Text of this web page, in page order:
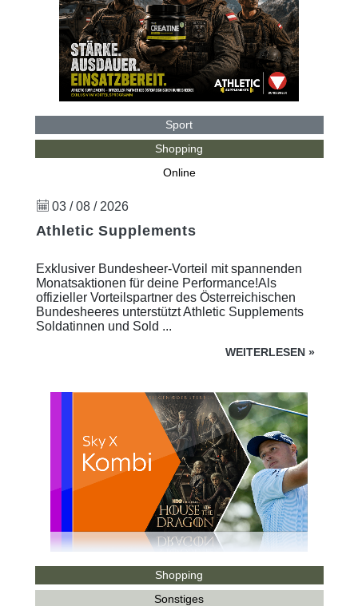
Sport
Shopping
Online
03 / 08 / 2026
Athletic Supplements
Exklusiver Bundesheer-Vorteil mit spannenden
Monatsaktionen für deine Performance!Als
offizieller Vorteilspartner des Österreichischen
Bundesheeres unterstützt Athletic Supplements
Soldatinnen und Sold ...
WEITERLESEN »
Shopping
Sonstiges